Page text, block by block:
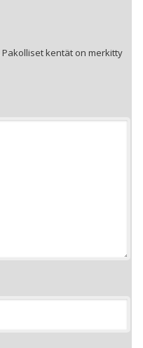
Pakolliset kentät on merkitty